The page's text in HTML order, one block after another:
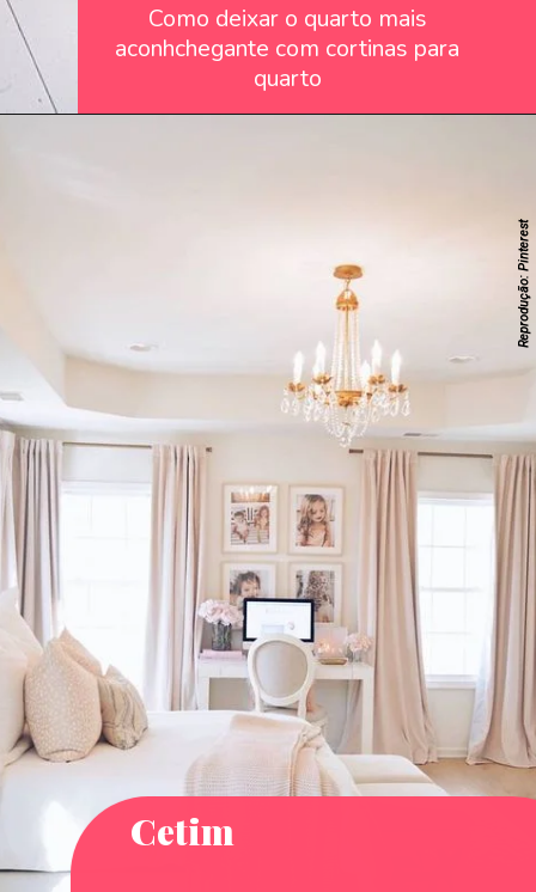
Como deixar o quarto mais
aconhchegante com cortinas para
quarto
Cetim
Reprodução: Pinterest